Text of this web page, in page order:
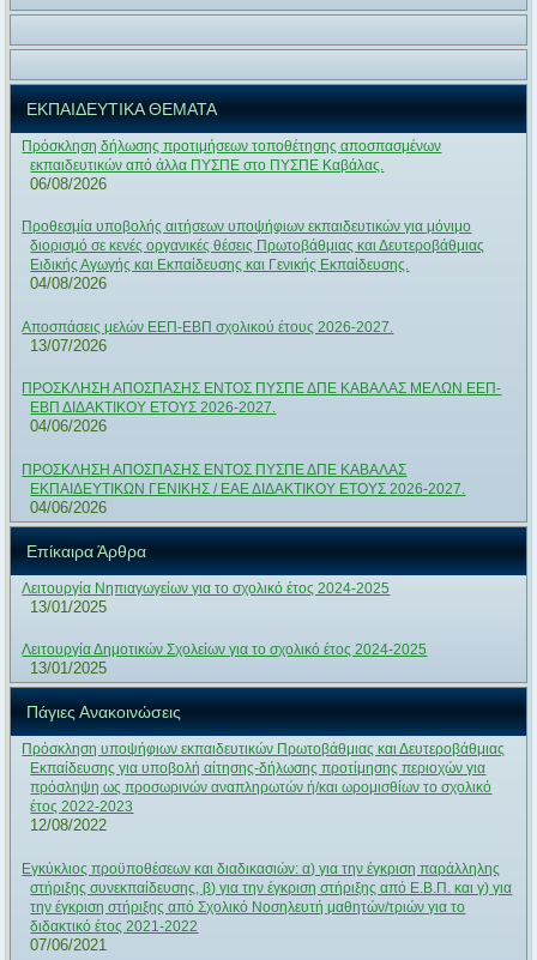
ΕΚΠΑΙΔΕΥΤΙΚΑ ΘΕΜΑΤΑ
Πρόσκληση δήλωσης προτιμήσεων τοποθέτησης αποσπασμένων
εκπαιδευτικών από άλλα ΠΥΣΠΕ στο ΠΥΣΠΕ Καβάλας.
06/08/2026
Προθεσμία υποβολής αιτήσεων υποψήφιων εκπαιδευτικών για μόνιμο
διορισμό σε κενές οργανικές θέσεις Πρωτοβάθμιας και Δευτεροβάθμιας
Ειδικής Αγωγής και Εκπαίδευσης και Γενικής Εκπαίδευσης.
04/08/2026
Αποσπάσεις μελών ΕΕΠ-ΕΒΠ σχολικού έτους 2026-2027.
13/07/2026
ΠΡΟΣΚΛΗΣΗ ΑΠΟΣΠΑΣΗΣ ΕΝΤΟΣ ΠΥΣΠΕ ΔΠΕ ΚΑΒΑΛΑΣ ΜΕΛΩΝ ΕΕΠ-
ΕΒΠ ΔΙΔΑΚΤΙΚΟΥ ΕΤΟΥΣ 2026-2027.
04/06/2026
ΠΡΟΣΚΛΗΣΗ ΑΠΟΣΠΑΣΗΣ ΕΝΤΟΣ ΠΥΣΠΕ ΔΠΕ ΚΑΒΑΛΑΣ
ΕΚΠΑΙΔΕΥΤΙΚΩΝ ΓΕΝΙΚΗΣ / ΕΑΕ ΔΙΔΑΚΤΙΚΟΥ ΕΤΟΥΣ 2026-2027.
04/06/2026
Επίκαιρα Άρθρα
Λειτουργία Νηπιαγωγείων για το σχολικό έτος 2024-2025
13/01/2025
Λειτουργία Δημοτικών Σχολείων για το σχολικό έτος 2024-2025
13/01/2025
Πάγιες Ανακοινώσεις
Πρόσκληση υποψήφιων εκπαιδευτικών Πρωτοβάθμιας και Δευτεροβάθμιας
Εκπαίδευσης για υποβολή αίτησης-δήλωσης προτίμησης περιοχών για
πρόσληψη ως προσωρινών αναπληρωτών ή/και ωρομισθίων το σχολικό
έτος 2022-2023
12/08/2022
Εγκύκλιος προϋποθέσεων και διαδικασιών: α) για την έγκριση παράλληλης
στήριξης συνεκπαίδευσης, β) για την έγκριση στήριξης από Ε.Β.Π. και γ) για
την έγκριση στήριξης από Σχολικό Νοσηλευτή μαθητών/τριών για το
διδακτικό έτος 2021-2022
07/06/2021